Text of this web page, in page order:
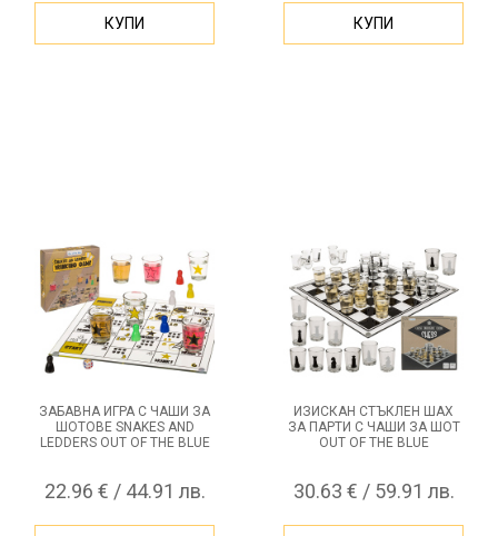
КУПИ КУПИ
ЗАБАВНА ИГРА С ЧАШИ ЗА
ШОТОВЕ SNAKES AND
LEDDERS OUT OF THE BLUE
22.96 € / 44.91 лв.
ИЗИСКАН СТЪКЛЕН ШАХ
ЗА ПАРТИ С ЧАШИ ЗА ШОТ
OUT OF THE BLUE
30.63 € / 59.91 лв.